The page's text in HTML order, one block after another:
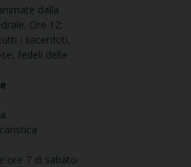
dalla
Ore 12:
i sacerdoti,
fedeli della
ore 7 di sabato